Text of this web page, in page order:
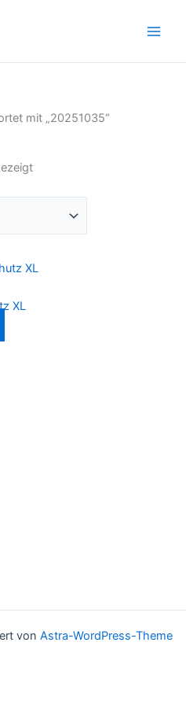
mit „20251035“
XL
von Astra-WordPress-Theme